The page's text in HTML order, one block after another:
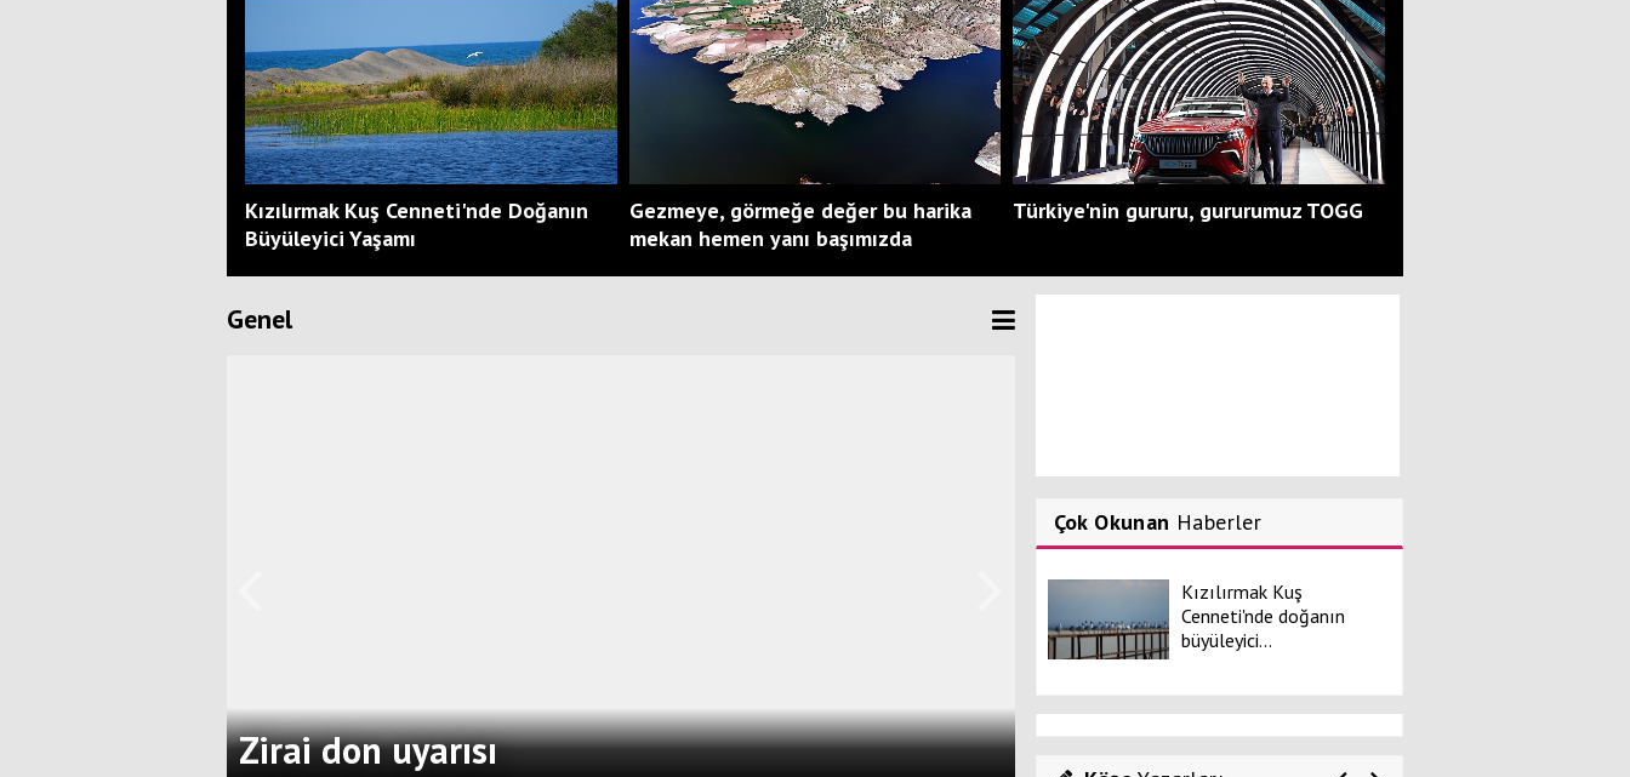
Kızılırmak Kuş Cenneti'nde Doğanın
Büyüleyici Yaşamı
Gezmeye, görmeğe değer bu harika
mekan hemen yanı başımızda
Türkiye'nin gururu, gururumuz TOGG
Genel
Zirai don uyarısı
Çok Okunan Haberler
Kızılırmak Kuş
Cenneti'nde doğanın
büyüleyici...
Pınar Yıkılmaz
Mescid-i Aksa yanıyor..!
Özgür AKBAL
Harflerin Dünyasında Farklı
Beyinler: Disleksi